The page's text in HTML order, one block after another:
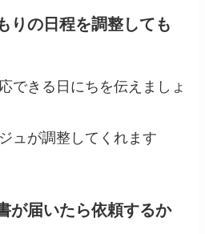
りの日程を調整しても
できる日にちを伝えましょ
ュが調整してくれます
が届いたら依頼するか